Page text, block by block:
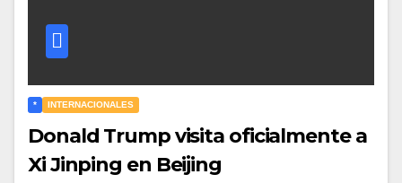
* INTERNACIONALES
Donald Trump visita oficialmente a
Xi Jinping en Beijing